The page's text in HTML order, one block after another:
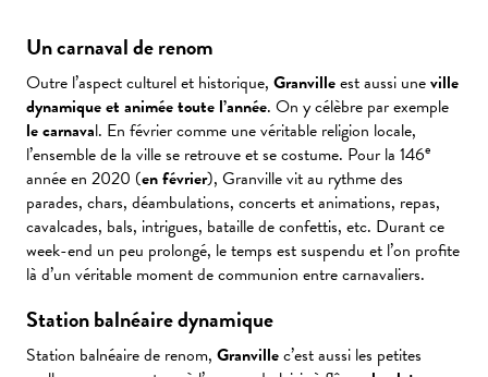
Un carnaval de renom
Outre l’aspect culturel et historique, Granvilleest aussi uneville
dynamique et animée toute l’année. On y célèbre par exemple
le carnaval. En février comme une véritable religion locale,
l’ensemble de la ville se retrouve et se costume. Pour la 146e
année en 2020 (en février), Granville vit au rythme des
parades, chars, déambulations, concerts et animations, repas,
cavalcades, bals, intrigues, bataille de confettis, etc. Durant ce
week-end un peu prolongé, le temps est suspendu et l’on profite
là d’un véritable moment de communion entre carnavaliers.
Station balnéaire dynamique
Station balnéaire de renom, Granvillec’est aussi les petites